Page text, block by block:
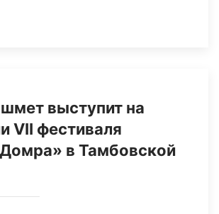
выступит на
VII фестиваля
в Тамбовской